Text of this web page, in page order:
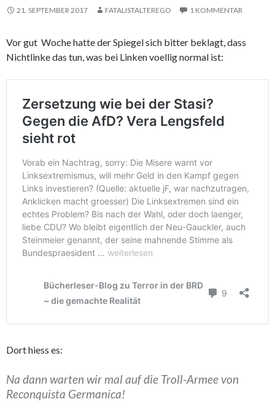
21. SEPTEMBER 2017 FATALISTALTEREGO 1 KOMMENTAR
Vor gut Woche hatte der Spiegel sich bitter beklagt, dass
Nichtlinke das tun, was bei Linken voellig normal ist:
Dort hiess es:
Na dann warten wir mal auf die Troll-Armee von
Reconquista Germanica!